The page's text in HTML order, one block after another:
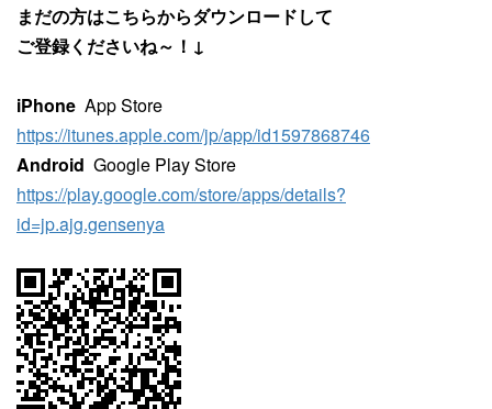
まだの方はこちらからダウンロードして
ご登録くださいね～！↓
iPhone App Store
https://itunes.apple.com/jp/app/id1597868746
Android Google Play Store
https://play.google.com/store/apps/details?
id=jp.ajg.gensenya